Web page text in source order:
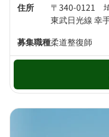
住所
〒340-0121
東武日光線 幸
募集職種柔道整復師